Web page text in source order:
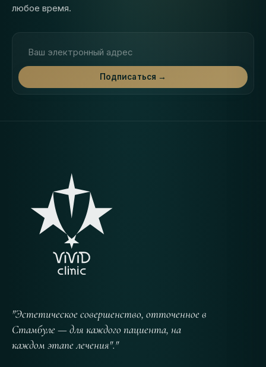
любое время.
Подписаться →
"Эстетическое совершенство, отточенное в
Стамбуле — для каждого пациента, на
каждом этапе лечения"."